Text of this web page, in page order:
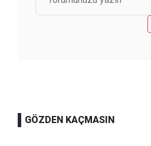
GÖZDEN KAÇMASIN